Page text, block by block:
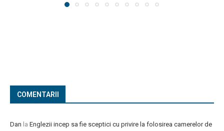
COMENTARII
Dan la Englezii incep sa fie sceptici cu privire la folosirea camerelor de